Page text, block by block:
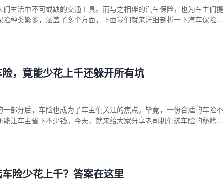
生活中不可或缺的交通工具。而与之相伴的汽车保险，也为车主们提
种类繁多，涵盖了多个方面，下面我们就来详细剖析一下汽车保险包
，竟能少花上千还躲开所有坑
部分后，车险也成为了车主们关注的焦点。毕竟，一份合适的车险不
让车主省下不少钱。今天，就来给大家分享老司机们选车险的秘籍，
险少花上千？答案在这里